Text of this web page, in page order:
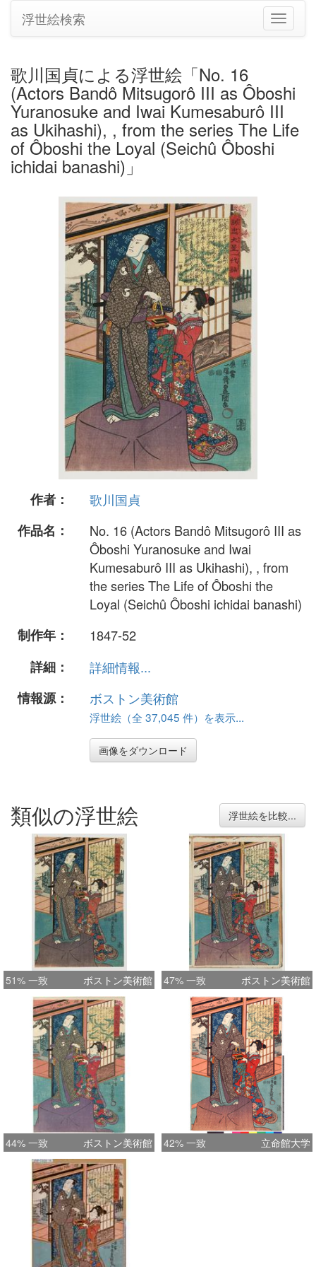
ナ
ビ
ョ
ン
の
切
浮世絵検索
歌川国貞による浮世絵「No. 16
(Actors Bandô Mitsugorô III as Ôboshi
Yuranosuke and Iwai Kumesaburô III
as Ukihashi), , from the series The Life
of Ôboshi the Loyal (Seichû Ôboshi
ichidai banashi)」
作者：
歌川国貞
作品名：
No. 16 (Actors Bandô Mitsugorô III as
Ôboshi Yuranosuke and Iwai
Kumesaburô III as Ukihashi), , from
the series The Life of Ôboshi the
Loyal (Seichû Ôboshi ichidai banashi)
制作年：
1847-52
詳細：
詳細情報...
情報源：
ボストン美術館
浮世絵（全 37,045 件）を表示...
画像をダウンロード
類似の浮世絵 浮世絵を比較...
51% 一致 ボストン美術館 47% 一致 ボストン美術館
44% 一致 ボストン美術館 42% 一致 立命館大学